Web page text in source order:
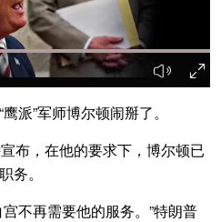
”军师博尔顿闹掰了。
，在他的要求下，博尔顿已
务。
不再需要他的服务。”特朗普